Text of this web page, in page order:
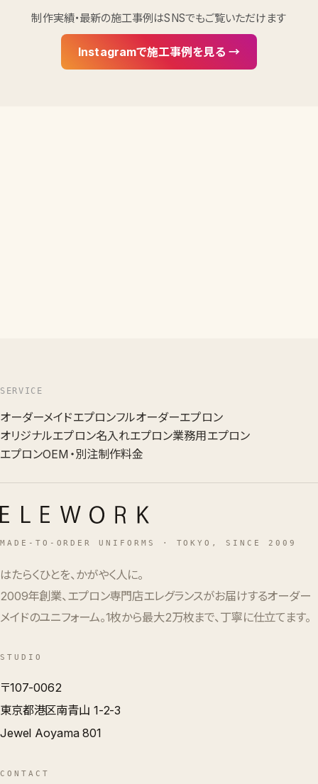
制作実績・最新の施工事例はSNSでもご覧いただけます
Instagramで施工事例を見る →
SERVICE
オーダーメイドエプロンフルオーダーエプロン
オリジナルエプロン名入れエプロン業務用エプロン
エプロンOEM・別注制作料金
MADE-TO-ORDER UNIFORMS · TOKYO, SINCE 2009
はたらくひとを、かがやく人に。
2009年創業、エプロン専門店エレグランスがお届けするオーダー
メイドのユニフォーム。1枚から最大2万枚まで、丁寧に仕立てます。
STUDIO
〒107-0062
東京都港区南青山 1-2-3
Jewel Aoyama 801
CONTACT